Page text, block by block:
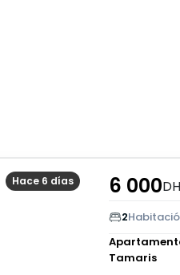
Hace 6 días 6 000DH
2
Tamaris